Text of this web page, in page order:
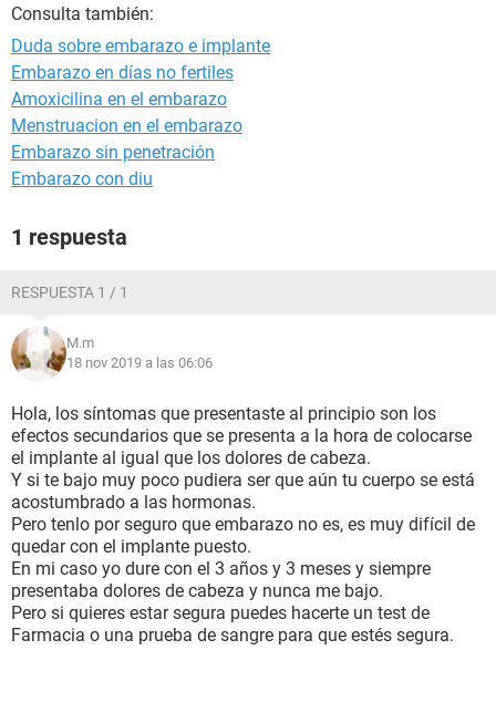
Consulta también:
Duda sobre embarazo e implante
Embarazo en días no fertiles
Amoxicilina en el embarazo
Menstruacion en el embarazo
Embarazo sin penetración
Embarazo con diu
1 respuesta
RESPUESTA 1 / 1
M.m
18 nov 2019 a las 06:06
Hola, los síntomas que presentaste al principio son los
efectos secundarios que se presenta a la hora de colocarse
el implante al igual que los dolores de cabeza.
Y si te bajo muy poco pudiera ser que aún tu cuerpo se está
acostumbrado a las hormonas.
Pero tenlo por seguro que embarazo no es, es muy difícil de
quedar con el implante puesto.
En mi caso yo dure con el 3 años y 3 meses y siempre
presentaba dolores de cabeza y nunca me bajo.
Pero si quieres estar segura puedes hacerte un test de
Farmacia o una prueba de sangre para que estés segura.